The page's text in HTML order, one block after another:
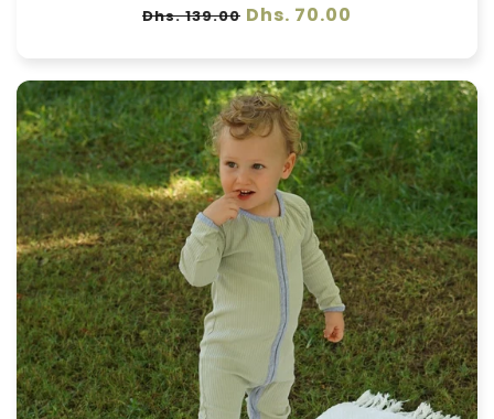
سعر
Dhs. 70.00 سعر
Dhs. 139.00